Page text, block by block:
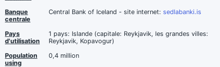
Banque
centrale
Central Bank of Iceland - site internet: sedlabanki.is
Pays
d'utilisation
1 pays: Islande (capitale: Reykjavik, les grandes villes:
Reykjavik, Kopavogur)
Population
using
0,4 million